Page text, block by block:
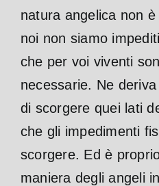
natura angelica non
noi non siamo
che per voi viventi
necessarie. Ne
di scorgere quei lati
che gli impedimenti
scorgere. Ed è
maniera degli angeli